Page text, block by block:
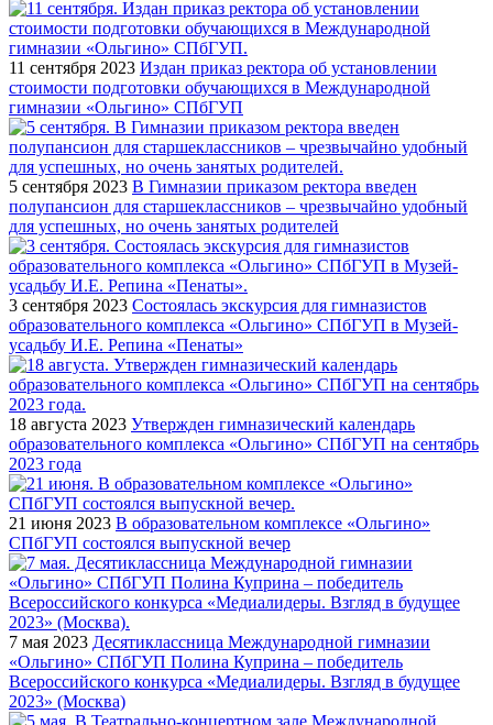
11 сентября 2023 Издан приказ ректора об установлении
стоимости подготовки обучающихся в Международной
гимназии «Ольгино» СПбГУП
5 сентября 2023 В Гимназии приказом ректора введен
полупансион для старшеклассников – чрезвычайно удобный
для успешных, но очень занятых родителей
3 сентября 2023 Состоялась экскурсия для гимназистов
образовательного комплекса «Ольгино» СПбГУП в Музей-
усадьбу И.Е. Репина «Пенаты»
18 августа 2023 Утвержден гимназический календарь
образовательного комплекса «Ольгино» СПбГУП на сентябрь
2023 года
21 июня 2023 В образовательном комплексе «Ольгино»
СПбГУП состоялся выпускной вечер
7 мая 2023 Десятиклассница Международной гимназии
«Ольгино» СПбГУП Полина Куприна – победитель
Всероссийского конкурса «Медиалидеры. Взгляд в будущее
2023» (Москва)